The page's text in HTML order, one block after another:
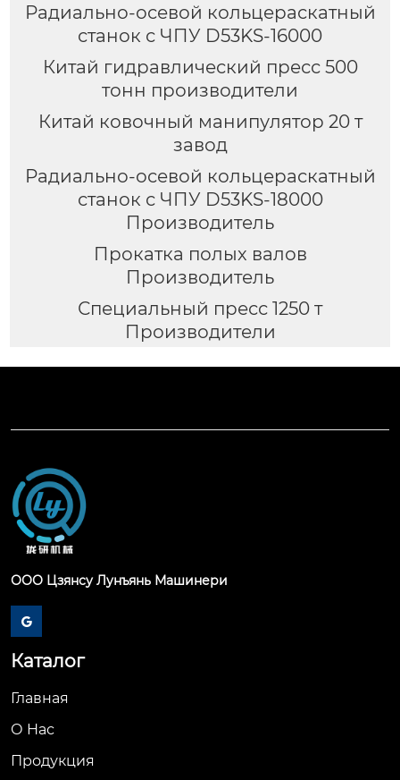
Радиально-осевой кольцераскатный
станок с ЧПУ D53KS-16000
Китай гидравлический пресс 500
тонн производители
Китай ковочный манипулятор 20 т
завод
Радиально-осевой кольцераскатный
станок с ЧПУ D53KS-18000
Производитель
Прокатка полых валов
Производитель
Специальный пресс 1250 т
Производители
ООО Цзянсу Лунъянь Машинери

Каталог
Главная
О Hас
Продукция